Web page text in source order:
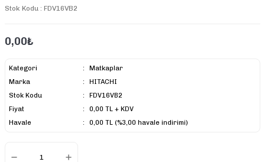
Stok Kodu : FDV16VB2
0,00₺
Kategori
Matkaplar
Marka
HITACHI
Stok Kodu
FDV16VB2
Fiyat
0,00 TL + KDV
Havale
0,00 TL (%3,00 havale indirimi)